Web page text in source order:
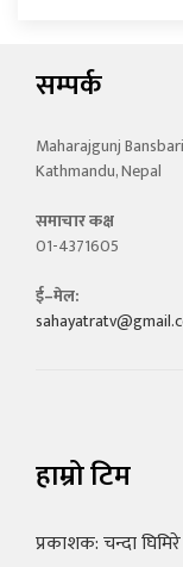
सम्पर्क
Maharajgunj
Kathmandu, Nepal
समाचार कक्ष
01-4371605
ई–मेल:
हाम्रो टिम
प्रकाशक: चन्दा घिमिरे